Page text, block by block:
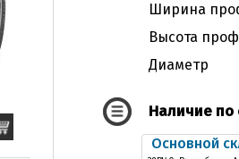
Ширина
Высота
Диаметр
Наличие по
Основной